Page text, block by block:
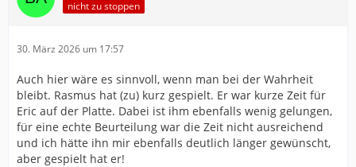
nicht zu stoppen
30. März 2026 um 17:57
Auch hier wäre es sinnvoll, wenn man bei der Wahrheit
bleibt. Rasmus hat (zu) kurz gespielt. Er war kurze Zeit für
Eric auf der Platte. Dabei ist ihm ebenfalls wenig gelungen,
für eine echte Beurteilung war die Zeit nicht ausreichend
und ich hätte ihn mir ebenfalls deutlich länger gewünscht,
aber gespielt hat er!